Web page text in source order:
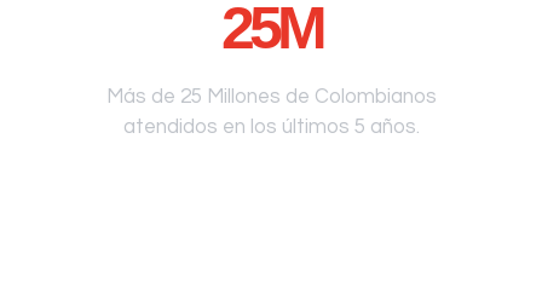
25M
Más de 25 Millones de Colombianos
atendidos en los últimos 5 años.